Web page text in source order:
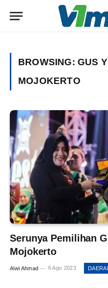
BROWSING: GUS
MOJOKERTO
Serunya Pemilihan
Mojokerto
Alwi Ahmad 6 Agu 2023